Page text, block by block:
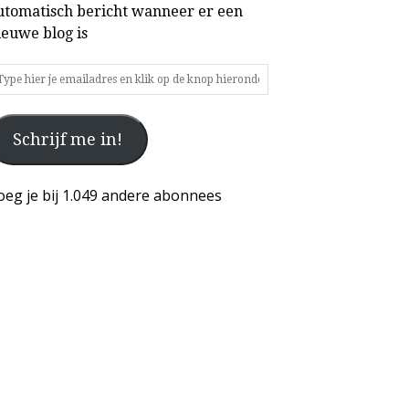
bericht wanneer er een
blog is
Schrijf me in!
je bij 1.049 andere abonnees